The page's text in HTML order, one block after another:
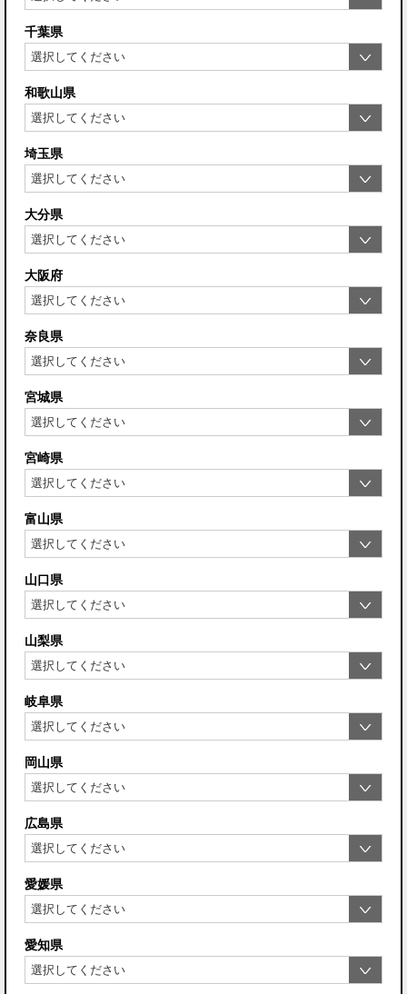
千葉県
和歌山県
埼玉県
大分県
大阪府
奈良県
宮城県
宮崎県
富山県
山口県
山梨県
岐阜県
岡山県
広島県
愛媛県
愛知県